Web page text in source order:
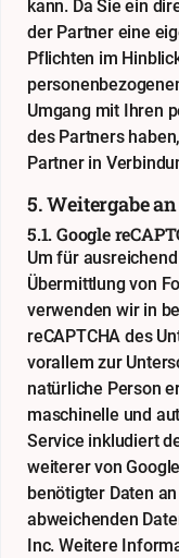
kann. Da Sie ein
der Partner eine
Pflichten im
Umgang mit Ihren
des Partners
Partner in
5. Weitergabe
5.1. Google
Um für
Übermittlung von
verwenden wir in
reCAPTCHA des
vorallem zur
natürliche Person
maschinelle und
Service inkludiert
weiterer von
benötigter Daten
abweichenden
Inc. Weitere